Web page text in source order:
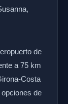
de
a 75 km
Costa
de